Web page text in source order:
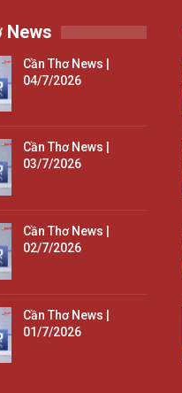
News
Cần Thơ News |
04/7/2026
Cần Thơ News |
03/7/2026
Cần Thơ News |
02/7/2026
Cần Thơ News |
01/7/2026